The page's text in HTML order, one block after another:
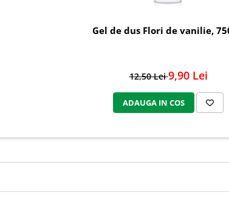
Gel de dus Flori de vanilie,
12,50 Lei9,90 Lei
ADAUGA IN COS